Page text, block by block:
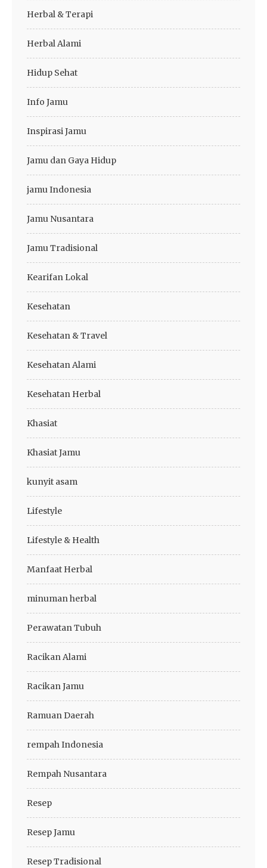
Herbal & Terapi
Herbal Alami
Hidup Sehat
Info Jamu
Inspirasi Jamu
Jamu dan Gaya Hidup
jamu Indonesia
Jamu Nusantara
Jamu Tradisional
Kearifan Lokal
Kesehatan
Kesehatan & Travel
Kesehatan Alami
Kesehatan Herbal
Khasiat
Khasiat Jamu
kunyit asam
Lifestyle
Lifestyle & Health
Manfaat Herbal
minuman herbal
Perawatan Tubuh
Racikan Alami
Racikan Jamu
Ramuan Daerah
rempah Indonesia
Rempah Nusantara
Resep
Resep Jamu
Resep Tradisional